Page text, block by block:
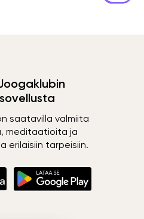
saatavilla valmiita
meditaatioita ja
erilaisiin tarpeisiin.